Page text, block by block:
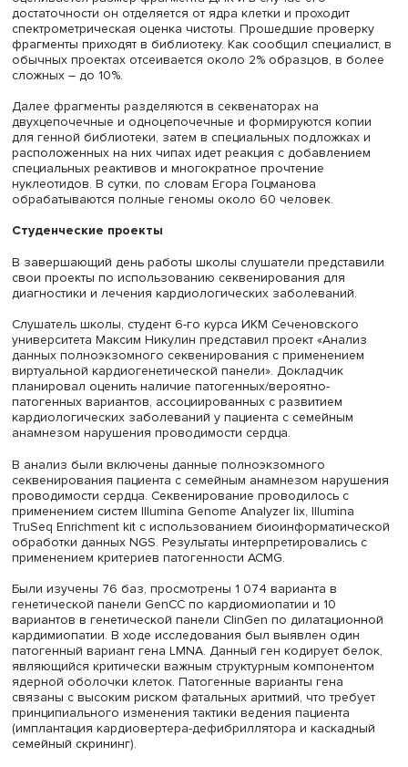
Докладчик пояснил, что изучение мутаций позволяет
степень их патогенности, в частности, их регулярное
появление у разных людей показывает, что они не
причиной заболеваний.
Иван Антонов также сообщил, что география отличий
разных народов России весьма близка к карте их
по территории страны, несмотря на большое число
со смешанным этническим происхождением.
Докладчик также рассказал, что заболевания делятся
моногенные, вызываемые одной мутацией, и
многофакторные, например, вызванные сложными
иммунной системы, где для оценки каждого фактора
работа экспертов. А для лечения онкологических
заболеваний необходим анализ ДНК, полученный
Он обратил внимание на важность исследований в
фармакогенетики, позволяющих, в том числе выявить
влияние генов на сильное побочное действие
лекарств и групп препаратов.
Другим интересным направлением работы Иван
исследовать эволюцию ДНК и геномов, а также выявить
болезни и вероятные причины смерти доисторических
Научный сотрудник «Биотек кампус» Егор Гоцманов
продемонстрировал слушателям школы
работу оборудования по обработке генной
пояснил, что пробирки с кровью подвергаются
предварительной очистке в специальном шлюзе.
полученных образцов крови выделяются клетки, затем
оценивается размер фрагмента ДНК и в случае его
достаточности он отделяется от ядра клетки и проходит
спектрометрическая оценка чистоты. Прошедшие
фрагменты приходят в библиотеку. Как сообщил
обычных проектах отсеивается около 2% образцов, в
сложных – до 10%.